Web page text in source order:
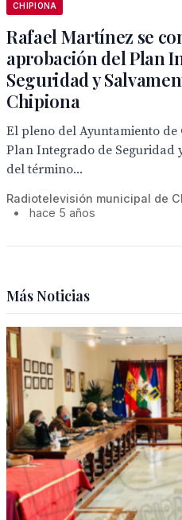
CHIPIONA
Rafael Martínez se
aprobación del Plan
Seguridad y
Chipiona
El pleno del Ayuntamiento
Plan Integrado de Seguridad
del término...
Radiotelevisión municipal de
•
hace 5 años
Más Noticias